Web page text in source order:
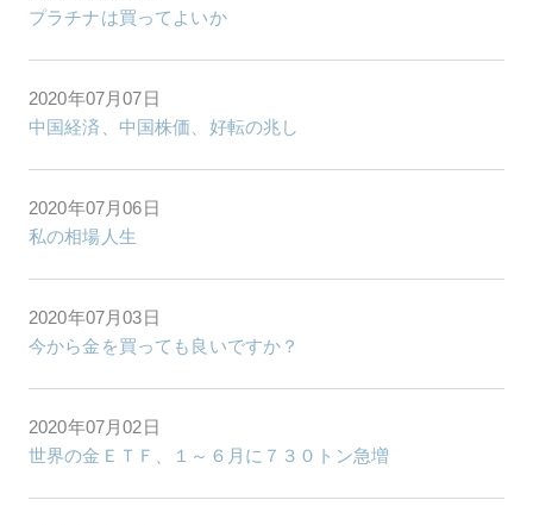
プラチナは買ってよいか
2020年07月07日
中国経済、中国株価、好転の兆し
2020年07月06日
私の相場人生
2020年07月03日
今から金を買っても良いですか？
2020年07月02日
世界の金ＥＴＦ、１～６月に７３０トン急増